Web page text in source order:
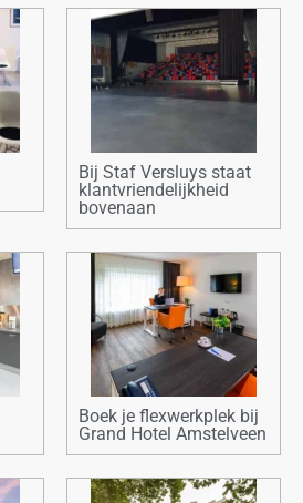
Bij Staf Versluys staat
klantvriendelijkheid
bovenaan
Boek je flexwerkplek bij
Grand Hotel Amstelveen